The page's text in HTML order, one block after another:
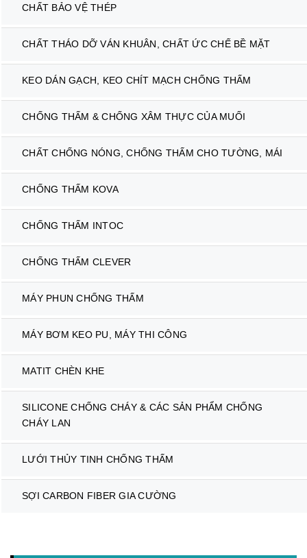
CHẤT BẢO VỆ THÉP
CHẤT THÁO DỠ VÁN KHUÂN, CHẤT ỨC CHẾ BỀ MẶT
KEO DÁN GẠCH, KEO CHÍT MẠCH CHỐNG THẤM
CHỐNG THẤM & CHỐNG XÂM THỰC CỦA MUỐI
CHẤT CHỐNG NÓNG, CHỐNG THẤM CHO TƯỜNG, MÁI
CHỐNG THẤM KOVA
CHỐNG THẤM INTOC
CHỐNG THẤM CLEVER
MÁY PHUN CHỐNG THẤM
MÁY BƠM KEO PU, MÁY THI CÔNG
MATIT CHÈN KHE
SILICONE CHỐNG CHÁY & CÁC SẢN PHẨM CHỐNG
CHÁY LAN
LƯỚI THỦY TINH CHỐNG THẤM
SỢI CARBON FIBER GIA CƯỜNG